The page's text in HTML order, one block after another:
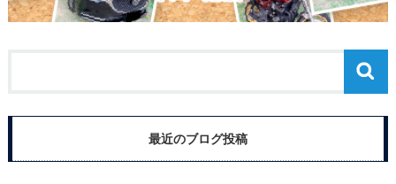
最近のブログ投稿